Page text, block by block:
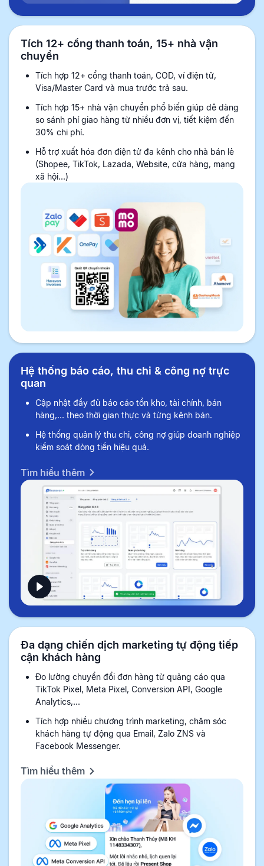
Tích 12+ cổng thanh toán, 15+ nhà vận
chuyển
Tích hợp 12+ cổng thanh toán, COD, ví điện tử,
Visa/Master Card và mua trước trả sau.
Tích hợp 15+ nhà vận chuyển phổ biến giúp dễ dàng
so sánh phí giao hàng từ nhiều đơn vị, tiết kiệm đến
30% chi phí.
Hỗ trợ xuất hóa đơn điện tử đa kênh cho nhà bán lẻ
(Shopee, TikTok, Lazada, Website, cửa hàng, mạng
xã hội...)
Hệ thống báo cáo, thu chi & công nợ trực
quan
Cập nhật đầy đủ báo cáo tồn kho, tài chính, bán
hàng,... theo thời gian thực và từng kênh bán.
Hệ thống quản lý thu chi, công nợ giúp doanh nghiệp
kiểm soát dòng tiền hiệu quả.
Tìm hiểu thêm
Đa dạng chiến dịch marketing tự động tiếp
cận khách hàng
Đo lường chuyển đổi đơn hàng từ quảng cáo qua
TikTok Pixel, Meta Pixel, Conversion API, Google
Analytics,...
Tích hợp nhiều chương trình marketing, chăm sóc
khách hàng tự động qua Email, Zalo ZNS và
Facebook Messenger.
Tìm hiểu thêm